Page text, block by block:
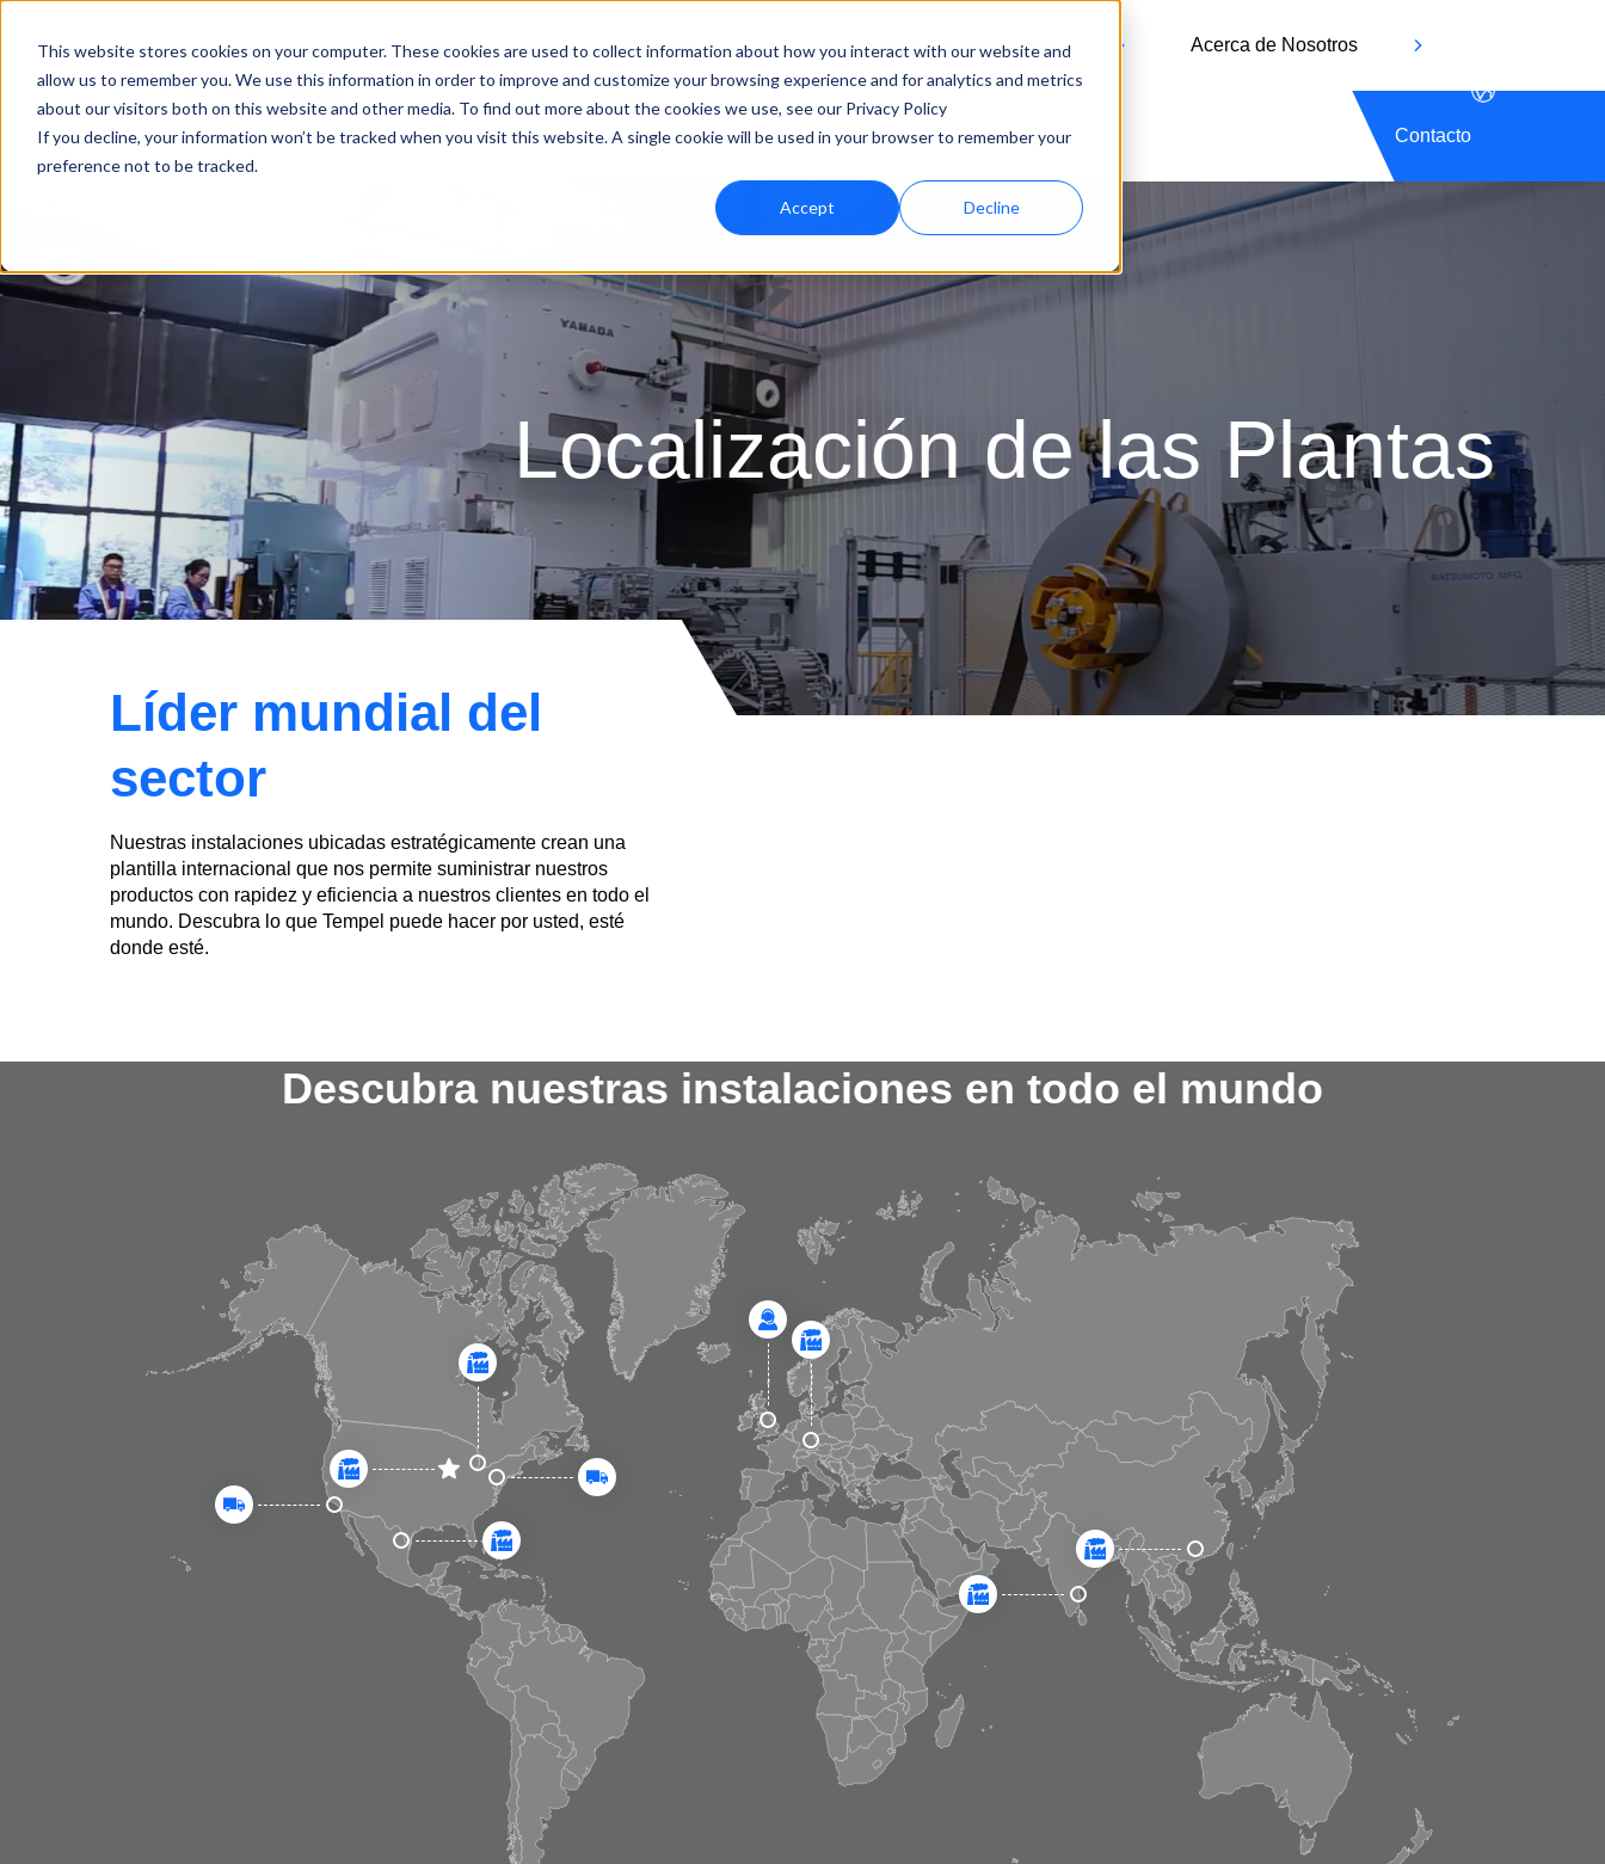
This website stores cookies on your computer. These cookies are used to collect information about how you interact with our website and
allow us to remember you. We use this information in order to improve and customize your browsing experience and for analytics and metrics
about our visitors both on this website and other media. To find out more about the cookies we use, see our Privacy Policy
If you decline, your information won’t be tracked when you visit this website. A single cookie will be used in your browser to remember your
preference not to be tracked.
Accept Decline
Industrias Productos Capacidades y Tecnologías Acerca de Nosotros
Ubicaciones Recursos Contacto
Localización de las Plantas
Líder mundial del
sector
Nuestras instalaciones ubicadas estratégicamente crean una
plantilla internacional que nos permite suministrar nuestros
productos con rapidez y eficiencia a nuestros clientes en todo el
mundo. Descubra lo que Tempel puede hacer por usted, esté
donde esté.
Descubra nuestras instalaciones en todo el mundo